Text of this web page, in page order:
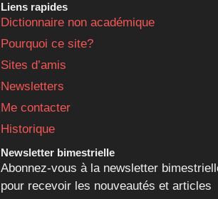
Liens rapides
Dictionnaire non académique
Pourquoi ce site?
Sites d’amis
Newsletters
Me contacter
Historique
Newsletter bimestrielle
Abonnez-vous à la newsletter
pour recevoir les nouveautés et articles